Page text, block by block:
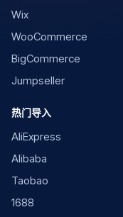
Wix
WooCommerce
BigCommerce
Jumpseller
热门导入
AliExpress
Alibaba
Taobao
1688